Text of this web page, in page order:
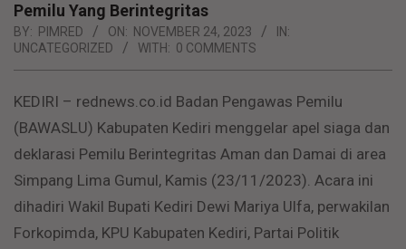
Pemilu Yang Berintegritas
BY: PIMRED ON: NOVEMBER 24, 2023
IN:
UNCATEGORIZED
WITH: 0 COMMENTS
KEDIRI – rednews.co.id Badan Pengawas Pemilu
(BAWASLU) Kabupaten Kediri menggelar apel siaga dan
deklarasi Pemilu Berintegritas Aman dan Damai di area
Simpang Lima Gumul, Kamis (23/11/2023). Acara ini
dihadiri Wakil Bupati Kediri Dewi Mariya Ulfa, perwakilan
Forkopimda, KPU Kabupaten Kediri, Partai Politik